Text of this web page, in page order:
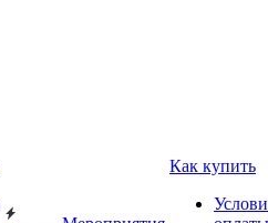
Как купить